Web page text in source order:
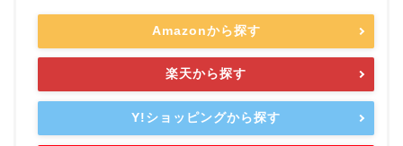
Amazonから探す
楽天から探す
Y!ショッピングから探す